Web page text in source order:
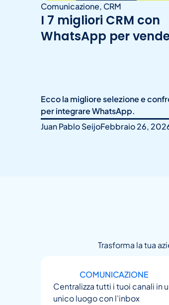
Comunicazione, CRM
I 7 migliori CRM con
WhatsApp per
Ecco la migliore selezione e
per integrare WhatsApp.
Juan Pablo SeijoFebbraio 26,
Trasforma la tua
COMUNICAZIONE
Centralizza tutti i tuoi canali in
unico luogo con l’inbox